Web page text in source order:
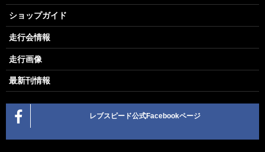
ショップガイド
走行会情報
走行画像
最新刊情報
レブスピード公式Facebookページ